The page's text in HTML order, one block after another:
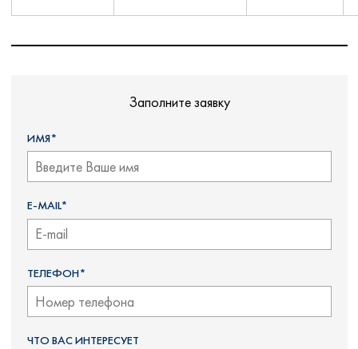
Заполните заявку
ИМЯ*
E-MAIL*
ТЕЛЕФОН*
ЧТО ВАС ИНТЕРЕСУЕТ